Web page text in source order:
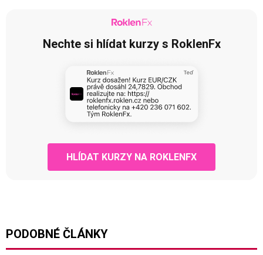
Nechte si hlídat kurzy s RoklenFx
HLÍDAT KURZY NA ROKLENFX
PODOBNÉ ČLÁNKY